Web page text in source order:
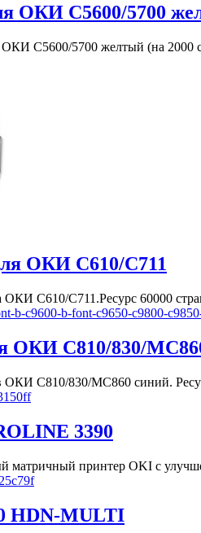
ОКИ С5600/5700
ОКИ С5600/5700 желтый (на 2000
ОКИ С610/C711
ОКИ С610/C711.Ресурс 60000
ОКИ С810/830/
ОКИ С810/830/MC860 синий.
3390
матричный принтер OKI с
HDN-MULTI